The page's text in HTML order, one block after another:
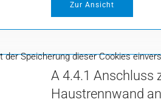
Zur Ansicht
A 4.4.1 Anschluss
Haustrennwand
Speicherung dieser Cookies